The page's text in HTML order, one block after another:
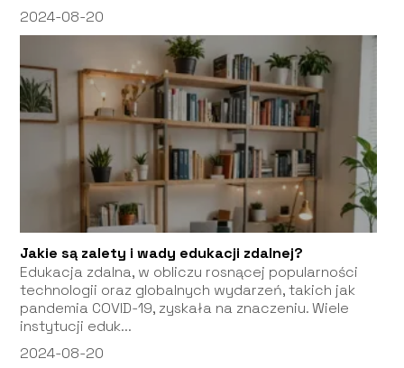
2024-08-20
Jakie są zalety i wady edukacji zdalnej?
Edukacja zdalna, w obliczu rosnącej popularności
technologii oraz globalnych wydarzeń, takich jak
pandemia COVID-19, zyskała na znaczeniu. Wiele
instytucji eduk...
2024-08-20